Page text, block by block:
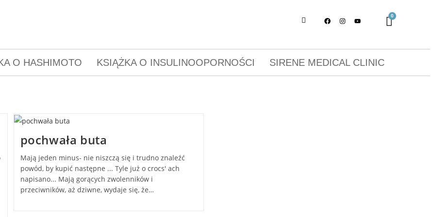
O HASHIMOTO KSIĄŻKA O INSULINOOPORNOŚCI SIRENE MEDICAL CLINIC
pochwała buta
Mają jeden minus- nie niszczą się i trudno znaleźć
powód, by kupić następne ... Tyle już o crocs' ach
napisano... Mają gorących zwolenników i
przeciwników, aż dziwne, wydaje się, że…